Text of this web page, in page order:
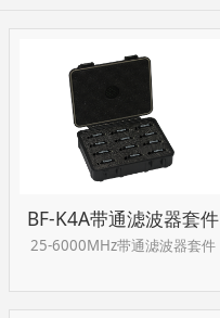
BF-K4A带通滤波器套件
25-6000MHz带通滤波器套件